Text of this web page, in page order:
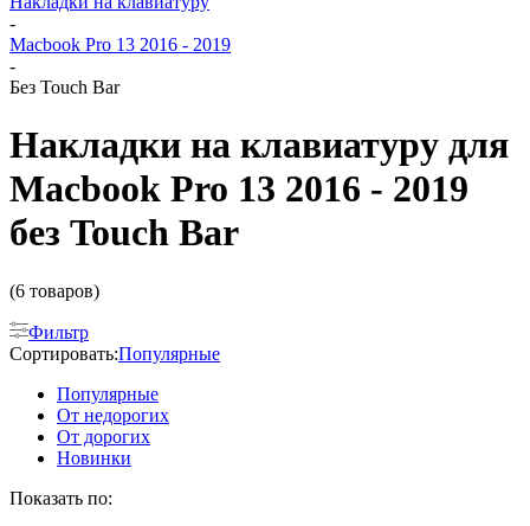
-
Macbook Pro 13 2016 - 2019
-
Без Touch Bar
Накладки на клавиатуру для
Macbook Pro 13 2016 - 2019
без Touch Bar
(6 товаров)
Фильтр
Сортировать:Популярные
Популярные
От недорогих
От дорогих
Новинки
Показать по: